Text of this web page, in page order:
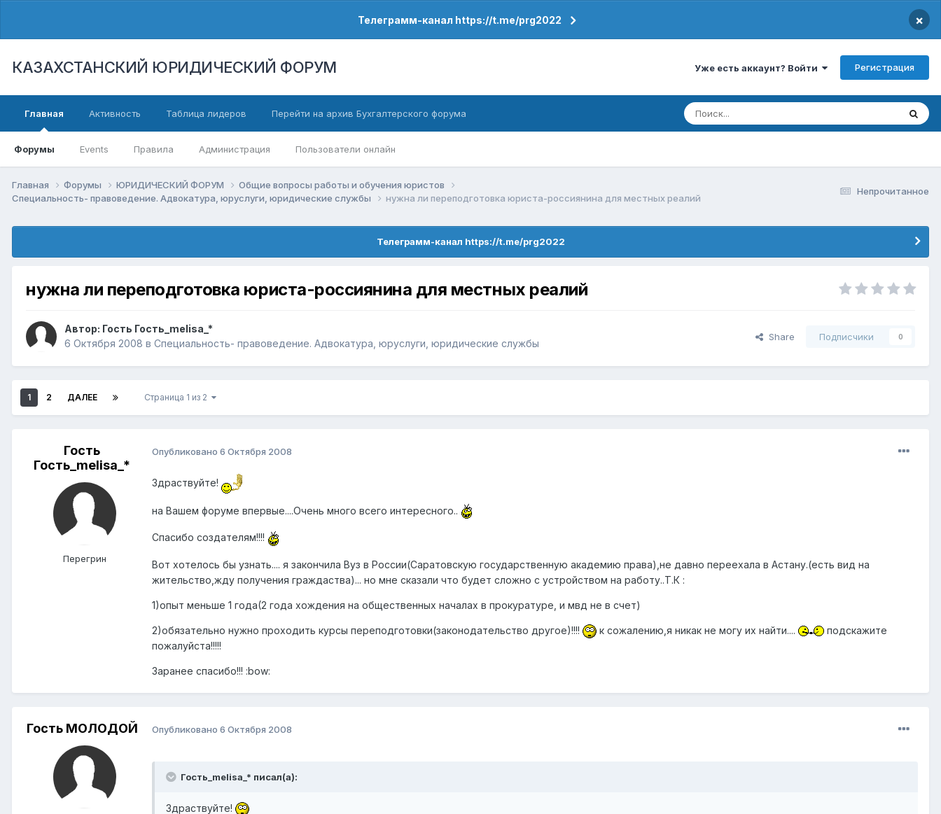
Телеграмм-канал https://t.me/prg2022 ×
КАЗАХСТАНСКИЙ ЮРИДИЧЕСКИЙ ФОРУМ Уже есть аккаунт? Войти Регистрация
Главная
Форумы Events Правила Администрация Пользователи онлайн
Активность Таблица лидеров Перейти на архив Бухгалтерского форума
Непрочитанное
Главная Форумы ЮРИДИЧЕСКИЙ ФОРУМ
Общие вопросы работы и обучения юристов
Специальность- правоведение. Адвокатура, юруслуги, юридические службы
нужна ли переподготовка юриста-россиянина для местных реалий
Телеграмм-канал https://t.me/prg2022
нужна ли переподготовка юриста-россиянина для местных реалий
Автор: Гость Гость_melisa_*
6 Октября 2008 в Специальность- правоведение. Адвокатура, юруслуги, юридические службы
Share Подписчики 0
1 2 ДАЛЕЕ Страница 1 из 2
Гость
Гость_melisa_*
Перегрин
Опубликовано 6 Октября 2008
Здраствуйте!
на Вашем форуме впервые....Очень много всего интересного..
Спасибо создателям!!!!
Вот хотелось бы узнать.... я закончила Вуз в России(Саратовскую государственную академию права),не давно переехала в Астану.(есть вид на
жительство,жду получения граждаства)... но мне сказали что будет сложно с устройством на работу..Т.К :
1)опыт меньше 1 года(2 года хождения на общественных началах в прокуратуре, и мвд не в счет)
2)обязательно нужно проходить курсы переподготовки(законодательство другое)!!!! к сожалению,я никак не могу их найти....
подскажите
пожалуйста!!!!!
Заранее спасибо!!! :bow:
Гость МОЛОДОЙ Опубликовано 6 Октября 2008
Гость_melisa_* писал(а):
Здраствуйте!